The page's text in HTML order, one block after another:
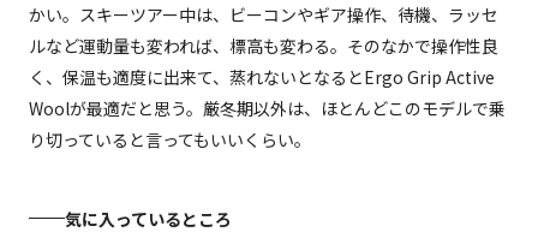
かい。スキーツアー中は、ビーコンやギア操作、待機、ラッセ
ルなど運動量も変われば、標高も変わる。そのなかで操作性良
く、保温も適度に出来て、蒸れないとなるとErgo Grip Active
Woolが最適だと思う。厳冬期以外は、ほとんどこのモデルで乗
り切っていると言ってもいいくらい。
気に入っているところ